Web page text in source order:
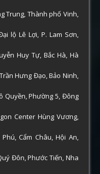
Trung, Thành phố Vinh,
lộ Lê Lợi, P. Lam Sơn,
Huy Tự, Bắc Hà, Hà
Hưng Đạo, Bảo Ninh,
Quyền, Phường 5, Đông
Center Hùng Vương,
Cẩm Châu, Hội An,
Đôn, Phước Tiến, Nha